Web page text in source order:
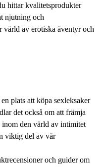
hittar kvalitetsprodukter
njutning och
av erotiska äventyr och
plats att köpa sexleksaker
det också om att främja
inom den värld av intimitet
viktig del av vår
och guider om